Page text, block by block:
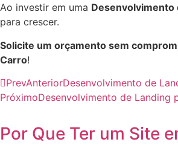
Ao investir em uma Desenvolvimento
para crescer.
Solicite um orçamento sem
Carro!
PrevAnteriorDesenvolvimento de
PróximoDesenvolvimento de Landing
Por Que Ter um Site